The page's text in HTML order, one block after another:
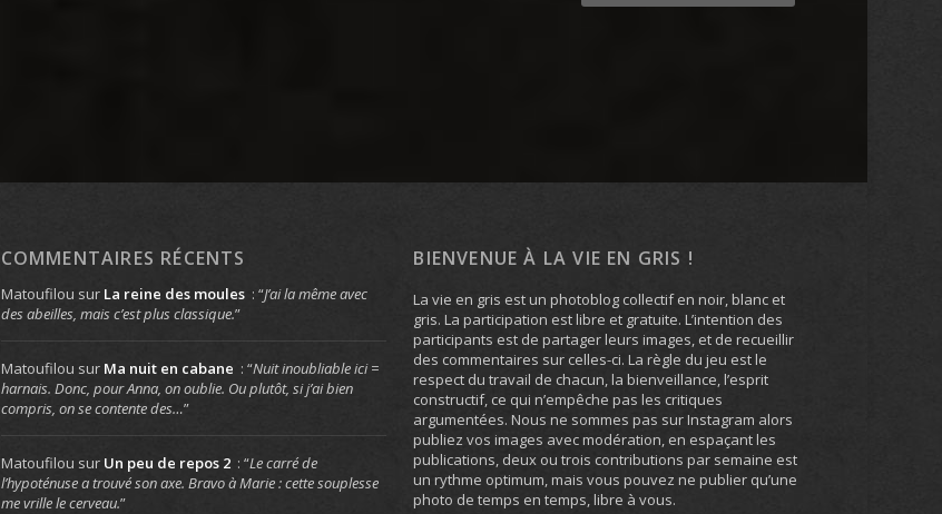
COMMENTAIRES RÉCENTS
Matoufilou sur La reine des moules : “J’ai la même avec
des abeilles, mais c’est plus classique.”
Matoufilou sur Ma nuit en cabane : “Nuit inoubliable ici =
harnais. Donc, pour Anna, on oublie. Ou plutôt, si j’ai bien
compris, on se contente des…”
Matoufilou sur Un peu de repos 2 : “Le carré de
l’hypoténuse a trouvé son axe. Bravo à Marie : cette souplesse
me vrille le cerveau.”
BIENVENUE À LA VIE EN GRIS !
La vie en gris est un photoblog collectif en noir, blanc et
gris. La participation est libre et gratuite. L’intention des
participants est de partager leurs images, et de recueillir
des commentaires sur celles-ci. La règle du jeu est le
respect du travail de chacun, la bienveillance, l’esprit
constructif, ce qui n’empêche pas les critiques
argumentées. Nous ne sommes pas sur Instagram alors
publiez vos images avec modération, en espaçant les
publications, deux ou trois contributions par semaine est
un rythme optimum, mais vous pouvez ne publier qu’une
photo de temps en temps, libre à vous.